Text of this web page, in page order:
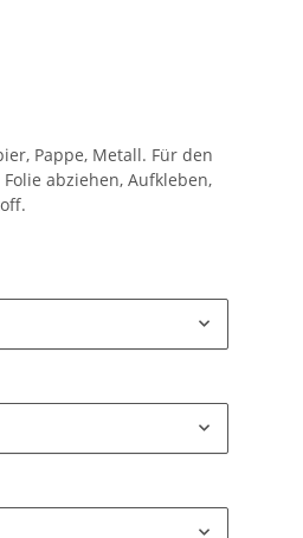
Pappe, Metall. Für den
abziehen, Aufkleben,